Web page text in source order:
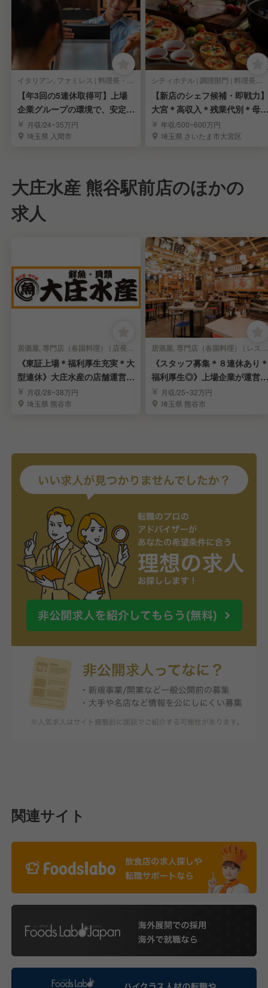
イタリアン, ファミレス | 料理長・料理長候補
【年3回の5連休取得可】上場
企業グループの環境で、安定し
たキャリアアップ！
月収/24~35万円
埼玉県 入間市
シティホテル | 調理部門 | 料理長・料理長候補
【新店のシェフ候補・即戦力】
大宮＊高収入＊残業代別＊母体
安定＊労働環境良し
年収/500~600万円
埼玉県 さいたま市大宮区
大庄水産 熊谷駅前店のほかの
求人
居酒屋, 専門店（各国料理） | 店長・店長候補
《東証上場＊福利厚生充実＊大
型連休》大庄水産の店舗運営を
担う店長候補を募集
月収/28~38万円
埼玉県 熊谷市
居酒屋, 専門店（各国料理） | レストランサービス・ホールスタッフ
《スタッフ募集＊８連休あり＊
福利厚生◎》上場企業が運営す
る人気海鮮居酒屋
月収/25~32万円
埼玉県 熊谷市
関連サイト